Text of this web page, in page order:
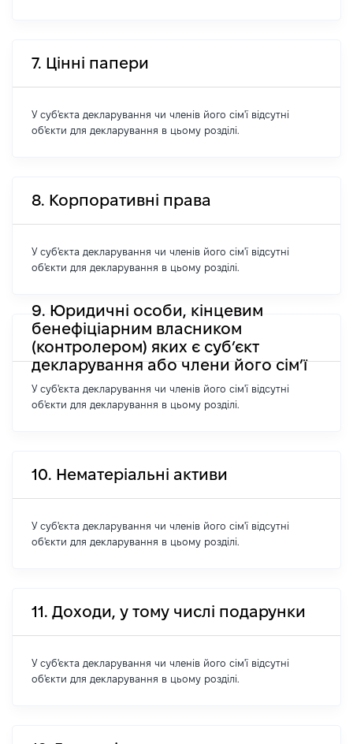
7. Цінні папери
У суб'єкта декларування чи членів його сім'ї відсутні
об'єкти для декларування в цьому розділі.
8. Корпоративні права
У суб'єкта декларування чи членів його сім'ї відсутні
об'єкти для декларування в цьому розділі.
9. Юридичні особи, кінцевим
бенефіціарним власником
(контролером) яких є суб’єкт
декларування або члени його сім’ї
У суб'єкта декларування чи членів його сім'ї відсутні
об'єкти для декларування в цьому розділі.
10. Нематеріальні активи
У суб'єкта декларування чи членів його сім'ї відсутні
об'єкти для декларування в цьому розділі.
11. Доходи, у тому числі подарунки
У суб'єкта декларування чи членів його сім'ї відсутні
об'єкти для декларування в цьому розділі.